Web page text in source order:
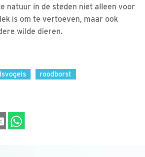
natuur in de steden niet alleen voor
is om te vertoeven, maar ook
wilde dieren.
roodborst